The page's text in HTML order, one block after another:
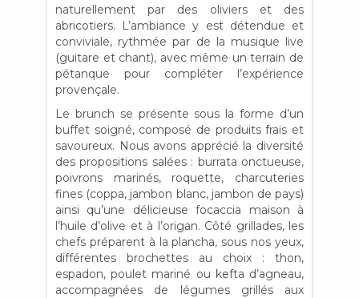
naturellement par des oliviers et des
abricotiers. L’ambiance y est détendue et
conviviale, rythmée par de la musique live
(guitare et chant), avec même un terrain de
pétanque pour compléter l’expérience
provençale.
Le brunch se présente sous la forme d’un
buffet soigné, composé de produits frais et
savoureux. Nous avons apprécié la diversité
des propositions salées : burrata onctueuse,
poivrons marinés, roquette, charcuteries
fines (coppa, jambon blanc, jambon de pays)
ainsi qu’une délicieuse focaccia maison à
l’huile d’olive et à l’origan. Côté grillades, les
chefs préparent à la plancha, sous nos yeux,
différentes brochettes au choix : thon,
espadon, poulet mariné ou kefta d’agneau,
accompagnées de légumes grillés aux